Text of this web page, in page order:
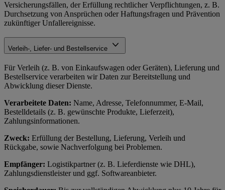
Versicherungsfällen, der Erfüllung rechtlicher Verpflichtungen, z. B.
Durchsetzung von Ansprüchen oder Haftungsfragen und Prävention
zukünftiger Unfallereignisse.
Verleih-, Liefer- und Bestellservice
Für Verleih (z. B. von Einkaufswagen oder Geräten), Lieferung und
Bestellservice verarbeiten wir Daten zur Bereitstellung und
Abwicklung dieser Dienste.
Verarbeitete Daten: Name, Adresse, Telefonnummer, E-Mail,
Bestelldetails (z. B. gewünschte Produkte, Lieferzeit),
Zahlungsinformationen.
Zweck: Erfüllung der Bestellung, Lieferung, Verleih und
Rückgabe, sowie Nachverfolgung bei Problemen.
Empfänger: Logistikpartner (z. B. Lieferdienste wie DHL),
Zahlungsdienstleister und ggf. Softwareanbieter.